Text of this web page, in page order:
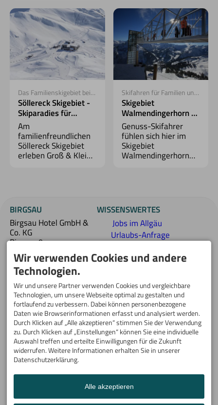
Bedingungen, eine
beeindruckende
Fernsicht und
komfortable 10er-
Gondel bis zur
Seealpe.
ist beeindruckend.
Der einzigartige
Panoramablick macht
das Skifahren zu
einem traumhaften
Erlebnis.
Das Familienskigebiet bei
Oberstdorf
Söllereck Skigebiet -
Skiparadies für
Familien
Am
familienfreundlichen
Söllereck Skigebiet
erleben Groß & Klein
Wintersportler das
passende Terrain.
Skifahren für Familien und
Anfänger
Skigebiet
Walmendingerhorn -
für Genuss-Skifahrer
Genuss-Skifahrer
fühlen sich hier im
Skigebiet
Walmendingerhorn
präparierte Pisten.
BIRGSAU
Birgsau Hotel GmbH &
Co. KG
Birgsau 9
87561 Oberstdorf
DEUTSCHLAND
Tel.+49 8322 969 00
info@birgsau.de
WISSENSWERTES
Jobs im Allgäu
Urlaubs-Anfrage
stellen
Anfahrt
ANKOMMEN -
AUFATMEN:
Willkommen im
südlichsten Hotel
Deutschlands – nur 10
Kilometer von
Oberstdorf entfernt,
versprechen wir Ihnen
Berge zum Greifen nah.
Eingebettet in die Natur
erwarten Sie Ruhe,
Facebook
Instagram
Wir verwenden Cookies und andere
Technologien.
Wir und unsere Partner verwenden Cookies und vergleichbare
Technologien, um unsere Webseite optimal zu gestalten und
fortlaufend zu verbessern. Dabei können personenbezogene
Daten wie Browserinformationen erfasst und analysiert werden.
Durch Klicken auf „Alle akzeptieren“ stimmen Sie der Verwendung
zu. Durch Klicken auf „Einstellungen“ können Sie eine individuelle
Auswahl treffen und erteilte Einwilligungen für die Zukunft
widerrufen. Weitere Informationen erhalten Sie in unserer
Datenschutzerklärung.
Alle akzeptieren